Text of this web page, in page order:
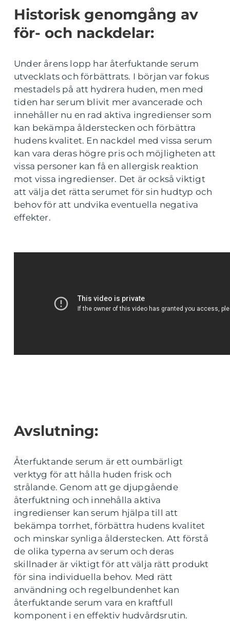
Historisk genomgång av
för- och nackdelar:
Under årens lopp har återfuktande serum
utvecklats och förbättrats. I början var fokus
mestadels på att hydrera huden, men med
tiden har serum blivit mer avancerade och
innehåller nu en rad aktiva ingredienser som
kan bekämpa ålderstecken och förbättra
hudens kvalitet. En nackdel med vissa serum
kan vara deras högre pris och möjligheten att
vissa personer kan få en allergisk reaktion
mot vissa ingredienser. Det är också viktigt
att välja det rätta serumet för sin hudtyp och
behov för att undvika eventuella negativa
effekter.
Avslutning:
Återfuktande serum är ett oumbärligt
verktyg för att hålla huden frisk och
strålande. Genom att ge djupgående
återfuktning och innehålla aktiva
ingredienser kan serum hjälpa till att
bekämpa torrhet, förbättra hudens kvalitet
och minskar synliga ålderstecken. Att förstå
de olika typerna av serum och deras
skillnader är viktigt för att välja rätt produkt
för sina individuella behov. Med rätt
användning och regelbundenhet kan
återfuktande serum vara en kraftfull
komponent i en effektiv hudvårdsrutin.